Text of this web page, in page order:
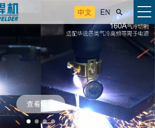
中文 EN 
查看详情